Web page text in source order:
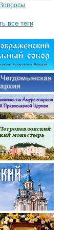
Вопросы
все теги